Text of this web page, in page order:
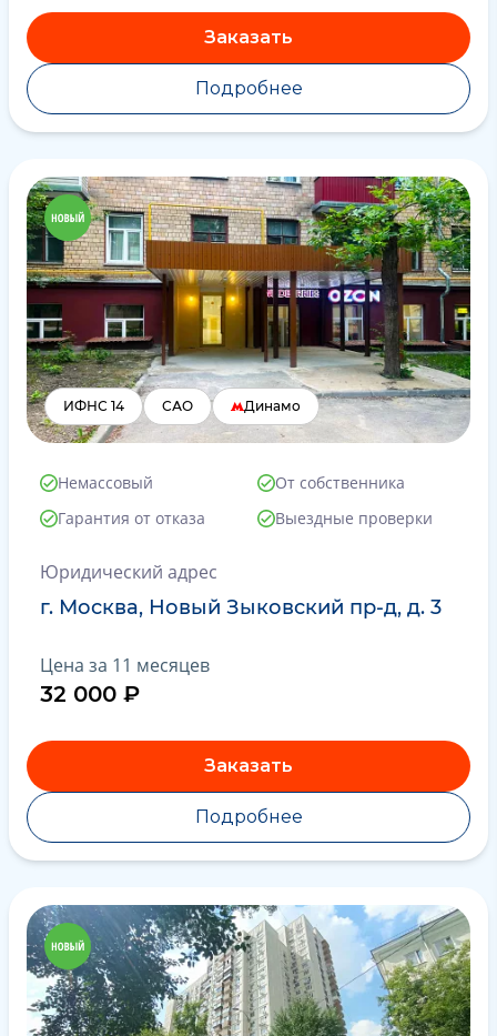
Заказать
Подробнее
ИФНС 14 САО Динамо
Немассовый
От собственника
Гарантия от отказа
Выездные проверки
Юридический адрес
г. Москва, Новый Зыковский пр-д, д. 3
Цена за 11 месяцев
32 000 ₽
Заказать
Подробнее